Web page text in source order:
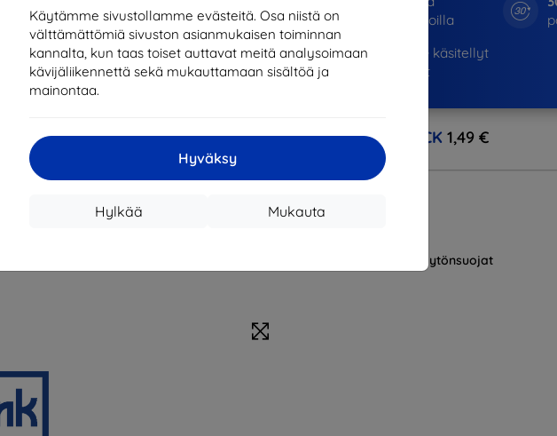
Käytämme sivustollamme evästeitä. Osa niistä on
välttämättömiä sivuston asianmukaisen toiminnan
kannalta, kun taas toiset auttavat meitä analysoimaan
kävijäliikennettä sekä mukauttamaan sisältöä ja
mainontaa.
Hyväksy
Mukauta
Hylkää
markkinoilla
819530+käsitellyt
tilaukset
CASHBACK 1,49 €
Tuotenumero
Näytönsuojat